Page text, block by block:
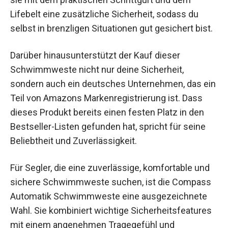
Lifebelt eine zusätzliche Sicherheit, sodass du
selbst in brenzligen Situationen gut gesichert bist.
Darüber hinausunterstützt der Kauf dieser
Schwimmweste nicht nur deine Sicherheit,
sondern auch ein deutsches Unternehmen, das ein
Teil von Amazons Markenregistrierung ist. Dass
dieses Produkt bereits einen festen Platz in den
Bestseller-Listen gefunden hat, spricht für seine
Beliebtheit und Zuverlässigkeit.
Für Segler, die eine zuverlässige, komfortable und
sichere Schwimmweste suchen, ist die Compass
Automatik Schwimmweste eine ausgezeichnete
Wahl. Sie kombiniert wichtige Sicherheitsfeatures
mit einem angenehmen Tragegefühl und